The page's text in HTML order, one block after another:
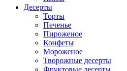
Десерты
Торты
Печенье
Пироженое
Конфеты
Мороженое
Творожные десерты